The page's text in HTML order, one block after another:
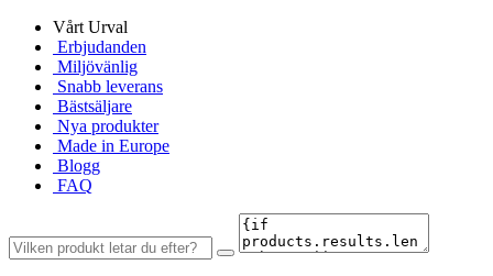
Vårt Urval
Erbjudanden
Miljövänlig
Snabb leverans
Bästsäljare
Nya produkter
Made in Europe
Blogg
FAQ